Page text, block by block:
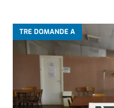
TRE DOMANDE A